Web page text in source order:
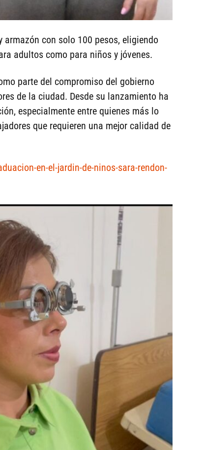
armazón con solo 100 pesos, eligiendo
adultos como para niños y jóvenes.
parte del compromiso del gobierno
de la ciudad. Desde su lanzamiento ha
especialmente entre quienes más lo
que requieren una mejor calidad de
en-el-jardin-de-ninos-sara-rendon-